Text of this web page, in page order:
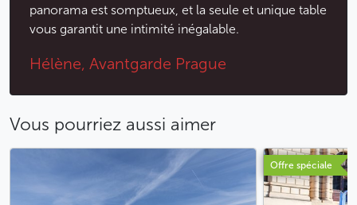
panorama est somptueux, et la seule et unique table
vous garantit une intimité inégalable.
Hélène, Avantgarde Prague
Vous pourriez aussi aimer
Offre spéciale